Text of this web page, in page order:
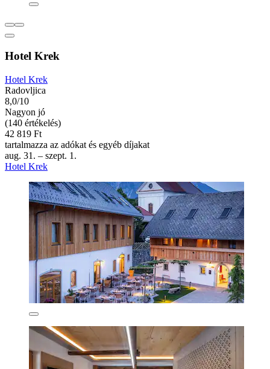
Hotel Krek
Hotel Krek
Radovljica
8,0/10
Nagyon jó
(140 értékelés)
42 819 Ft
tartalmazza az adókat és egyéb díjakat
aug. 31. – szept. 1.
Hotel Krek